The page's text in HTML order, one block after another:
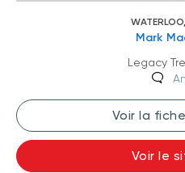
Mark
Legacy
Voir la
Voir le